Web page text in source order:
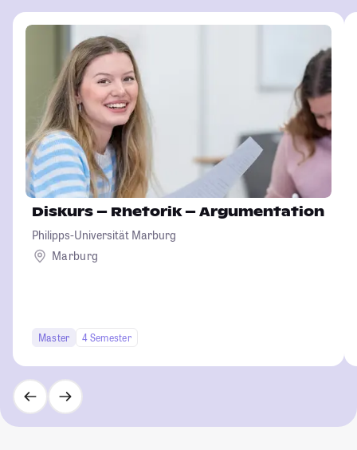
Diskurs – Rhetorik – Argumentation
Philipps-Universität Marburg
Marburg
Master 4 Semester